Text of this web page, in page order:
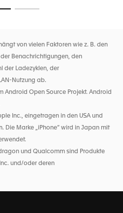
darunter einem
GPS-System und einem
jeden Aspekt Ihrer Leistung
Wellness-Funktionen
und
Sie wichtige Einblicke.
eine lange Akkulaufzeit von
und eine
von vielen Faktoren wie z. B. den
Benachrichtigungen, den
der Ladezyklen, der
Nutzung ab.
Android Open Source Projekt. Android
Inc., eingetragen in den USA und
Die Marke „iPhone“ wird in Japan mit
und Qualcomm sind Produkte
und/oder deren